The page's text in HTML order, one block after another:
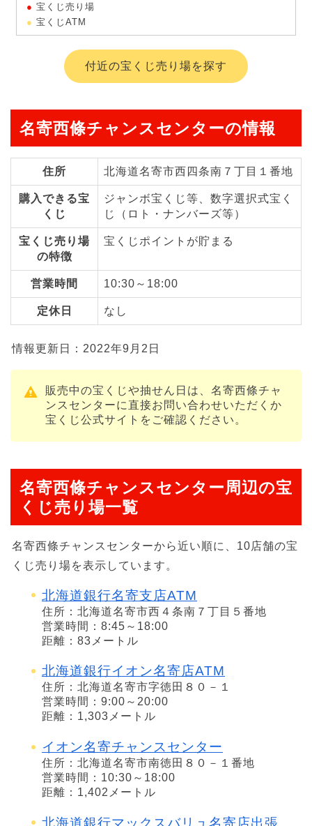
宝くじ売り場
宝くじATM
付近の宝くじ売り場を探す
名寄西條チャンスセンターの情報
住所 北海道名寄市西四条南７丁目１番地
購入できる宝
くじ
ジャンボ宝くじ等、数字選択式宝く
じ（ロト・ナンバーズ等）
宝くじ売り場
の特徴
宝くじポイントが貯まる
営業時間 10:30～18:00
定休日 なし
情報更新日：2022年9月2日
販売中の宝くじや抽せん日は、名寄西條チャ
ンスセンターに直接お問い合わせいただくか
宝くじ公式サイトをご確認ください。
名寄西條チャンスセンター周辺の宝
くじ売り場一覧
名寄西條チャンスセンターから近い順に、10店舗の宝
くじ売り場を表示しています。
北海道銀行名寄支店ATM
住所：北海道名寄市西４条南７丁目５番地
営業時間：8:45～18:00
距離：83メートル
北海道銀行イオン名寄店ATM
住所：北海道名寄市字徳田８０－１
営業時間：9:00～20:00
距離：1,303メートル
イオン名寄チャンスセンター
住所：北海道名寄市南徳田８０－１番地
営業時間：10:30～18:00
距離：1,402メートル
北海道銀行マックスバリュ名寄店出張